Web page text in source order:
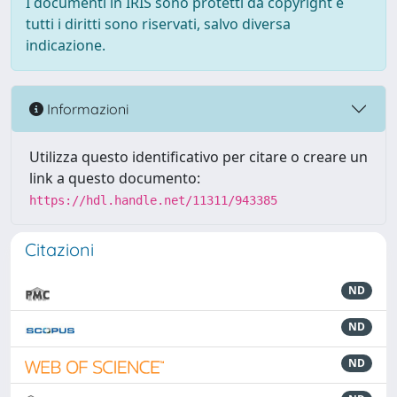
tutti i diritti sono riservati, salvo diversa
indicazione.
Informazioni
Utilizza questo identificativo per citare o creare un
link a questo documento:
https://hdl.handle.net/11311/943385
Citazioni
ND
ND
ND